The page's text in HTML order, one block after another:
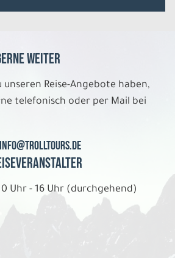
VERBINDLICH ANFRAGEN
19.08.2026
P.P. AB
VERBINDLICH ANFRAGEN
weiter
unseren Reise-Angebote haben,
telefonisch oder per Mail bei
INFO@TROLLTOURS.DE
Uhr - 16 Uhr (durchgehend)